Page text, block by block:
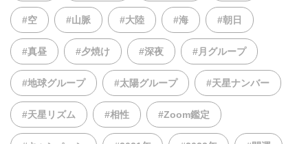
#空 #山脈 #大陸 #海 #朝日
#真昼 #夕焼け #深夜 #月グループ
#地球グループ #太陽グループ #天星ナンバー
#天星リズム #相性 #Zoom鑑定